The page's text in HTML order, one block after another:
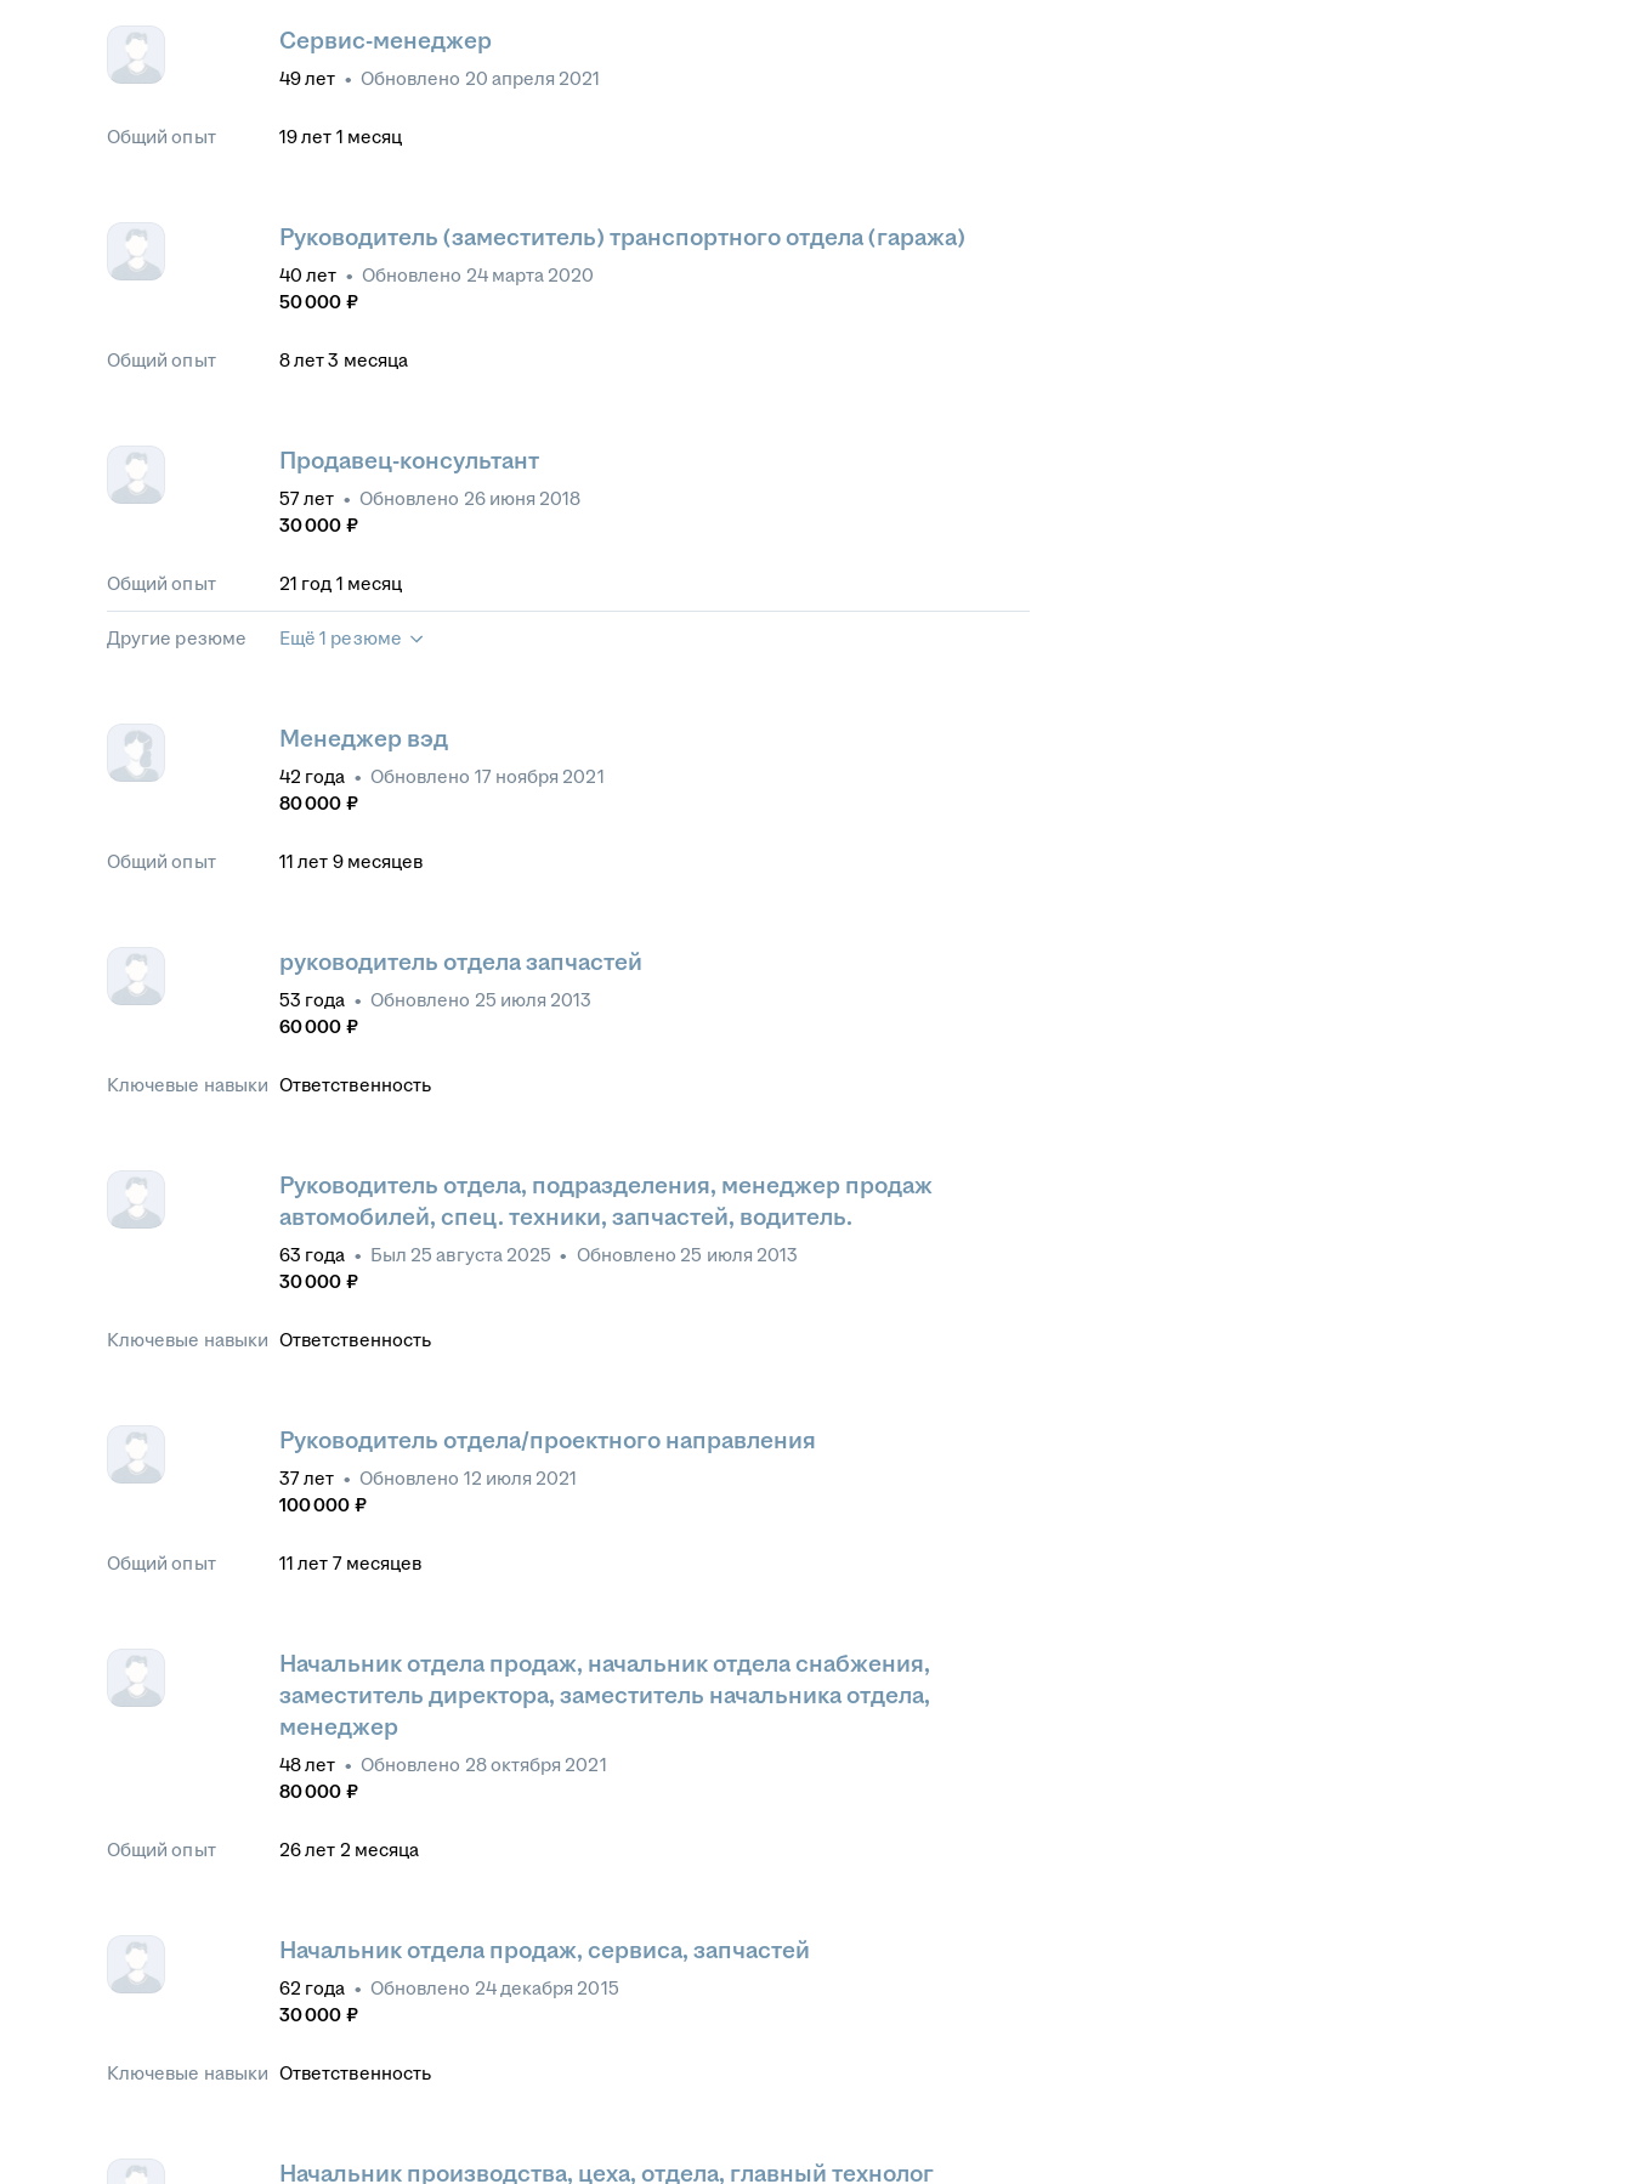
Сервис-менеджер
49лет • Обновлено 20 апреля 2021
Общий опыт 19лет 1 месяц
Руководитель (заместитель) транспортного отдела (гаража)
40 лет • Обновлено 24 марта 2020
50 000 ₽
Общий опыт 8лет 3 месяца
Продавец-консультант
57лет • Обновлено 26 июня 2018
30 000 ₽
Общий опыт 21 год 1 месяц
Другие резюме Ещё 1 резюме
Менеджер вэд
42 года • Обновлено 17 ноября 2021
80 000 ₽
Общий опыт 11 лет 9 месяцев
руководитель отдела запчастей
53 года • Обновлено 25 июля 2013
60 000 ₽
Ключевые навыки Ответственность
Руководитель отдела, подразделения, менеджер продаж
автомобилей, спец. техники, запчастей, водитель.
63 года • Был 25 августа 2025 • Обновлено 25 июля 2013
30 000 ₽
Ключевые навыки Ответственность
Руководитель отдела/проектного направления
37лет • Обновлено 12 июля 2021
100 000 ₽
Общий опыт 11 лет 7 месяцев
Начальник отдела продаж, начальник отдела снабжения,
заместитель директора, заместитель начальника отдела,
менеджер
48лет • Обновлено 28 октября 2021
80 000 ₽
Общий опыт 26лет 2 месяца
Начальник отдела продаж, сервиса, запчастей
62 года • Обновлено 24 декабря 2015
30 000 ₽
Ключевые навыки Ответственность
Начальник производства, цеха, отдела, главный технолог